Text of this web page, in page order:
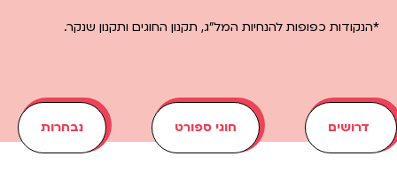
*הנקודות כפופות להנחיות המל״ג, תקנון החוגים ותקנון שנקר.
דרושים חוגי ספורט​ נבחרות​